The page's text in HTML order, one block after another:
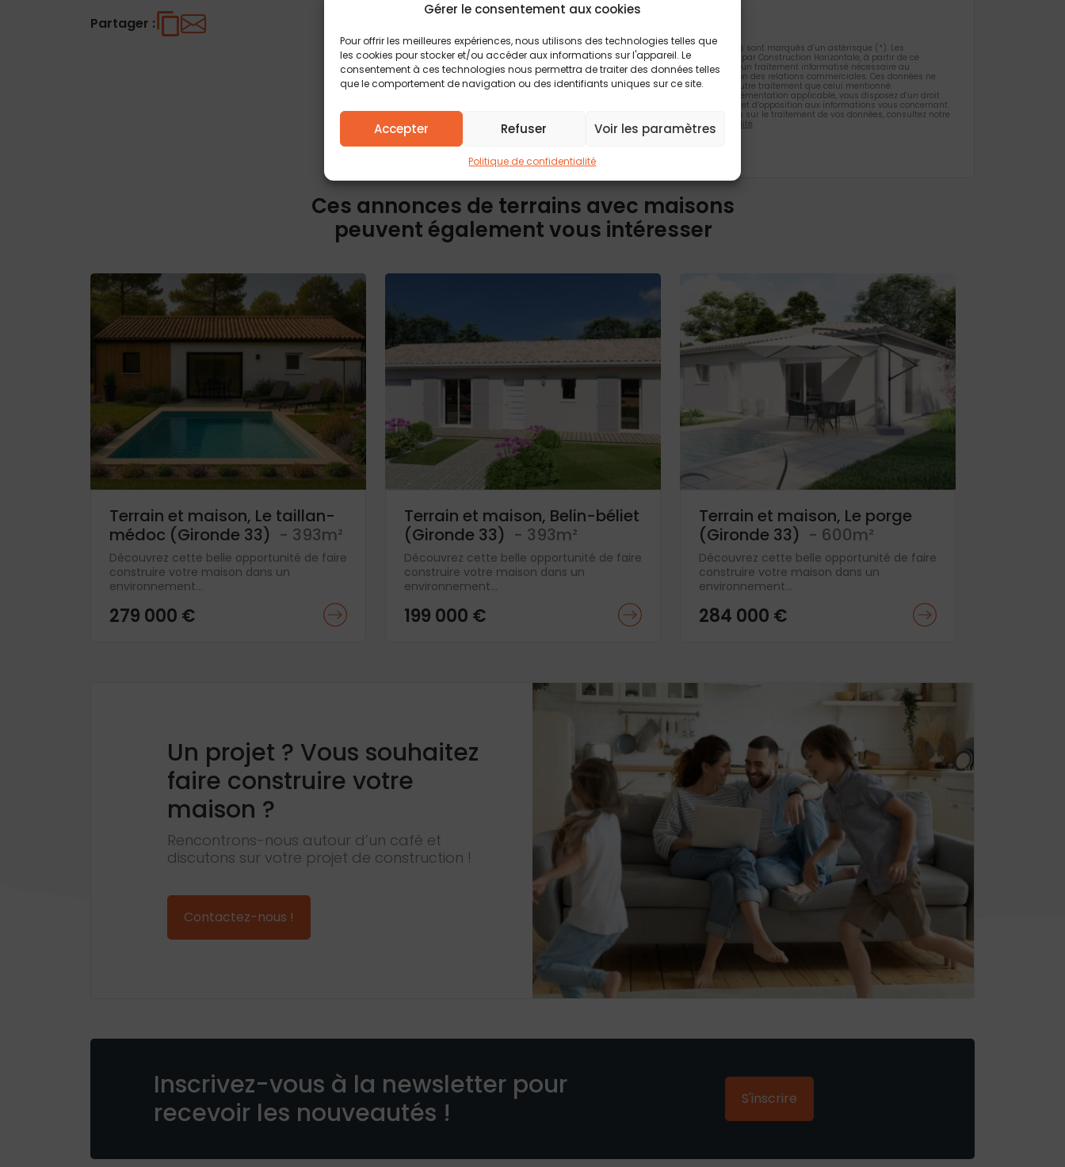
Gérer le consentement aux cookies
Pour offrir les meilleures expériences, nous utilisons des technologies telles que
les cookies pour stocker et/ou accéder aux informations sur l'appareil. Le
consentement à ces technologies nous permettra de traiter des données telles
que le comportement de navigation ou des identifiants uniques sur ce site.
Accepter Refuser Voir les paramètres
Politique de confidentialité
Partager :
Les champs obligatoires sont marqués d’un astérisque (*). Les
informations recueillies par Construction Horizontale, à partir de ce
formulaire, font l’objet d’un traitement informatisé nécessaire au
traitement et à la gestion des relations commerciales. Ces données ne
feront pas l’objet d’un autre traitement que celui mentionné.
Conformément à la règlementation applicable, vous disposez d’un droit
d’accès, de rectification et d’opposition aux informations vous concernant.
Pour plus d’informations sur le traitement de vos données, consultez notre
politique de confidentialité
Ces annonces de terrains avec maisons
peuvent également vous intéresser
Terrain et maison, Le taillan-
médoc (Gironde 33) - 393m²
Découvrez cette belle opportunité de faire
construire votre maison dans un
environnement...
279 000 €
Terrain et maison, Belin-béliet
(Gironde 33) - 393m²
Découvrez cette belle opportunité de faire
construire votre maison dans un
environnement...
199 000 €
Terrain et maison, Le porge
(Gironde 33) - 600m²
Découvrez cette belle opportunité de faire
construire votre maison dans un
environnement...
284 000 €
Un projet ? Vous souhaitez
faire construire votre
maison ?
Rencontrons-nous autour d’un café et
discutons sur votre projet de construction !
Contactez-nous !
Inscrivez-vous à la newsletter pour
recevoir les nouveautés !
S'inscrire